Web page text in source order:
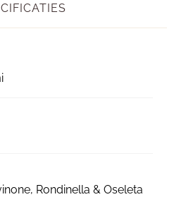
Rondinella & Oseleta